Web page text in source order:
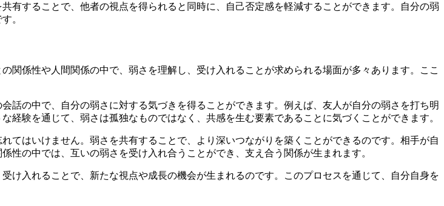
有することで、他者の視点を得られると同時に、自己否定感を軽減することができます。自分の弱
。
関係性や人間関係の中で、弱さを理解し、受け入れることが求められる場面が多々あります。ここ
話の中で、自分の弱さに対する気づきを得ることができます。例えば、友人が自分の弱さを打ち明
験を通じて、弱さは孤独なものではなく、共感を生む要素であることに気づくことができます。
てはいけません。弱さを共有することで、より深いつながりを築くことができるのです。相手が自
の中では、互いの弱さを受け入れ合うことができ、支え合う関係が生まれます。
け入れることで、新たな視点や成長の機会が生まれるのです。このプロセスを通じて、自分自身を